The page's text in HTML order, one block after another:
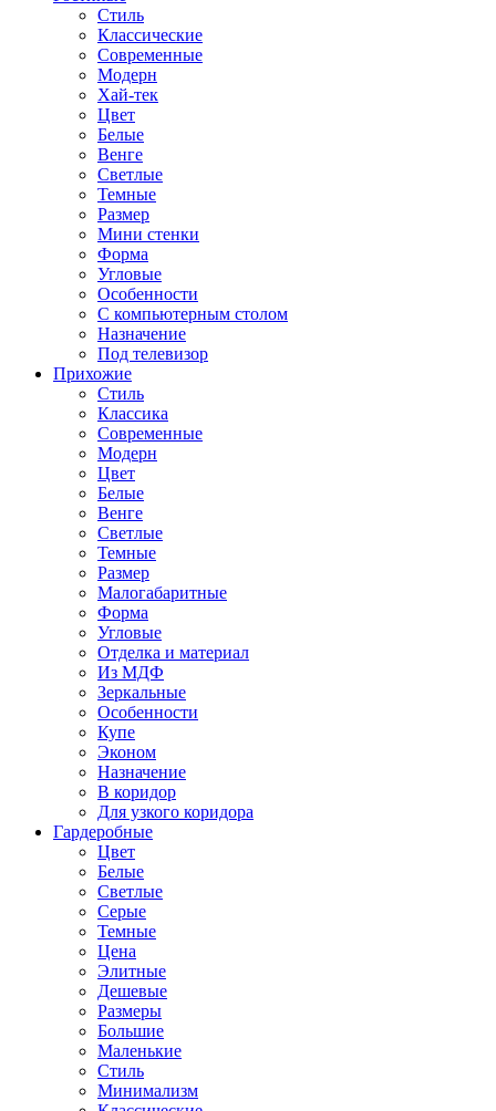
Стиль
Классические
Современные
Модерн
Хай-тек
Цвет
Белые
Венге
Светлые
Темные
Размер
Мини стенки
Форма
Угловые
Особенности
С компьютерным столом
Назначение
Под телевизор
Прихожие
Стиль
Классика
Современные
Модерн
Цвет
Белые
Венге
Светлые
Темные
Размер
Малогабаритные
Форма
Угловые
Отделка и материал
Из МДФ
Зеркальные
Особенности
Купе
Эконом
Назначение
В коридор
Для узкого коридора
Гардеробные
Цвет
Белые
Светлые
Серые
Темные
Цена
Элитные
Дешевые
Размеры
Большие
Маленькие
Стиль
Минимализм